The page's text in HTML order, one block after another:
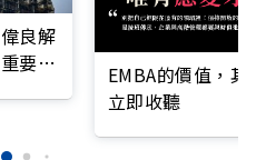
良解
要因
EMBA的價值，
立即收聽